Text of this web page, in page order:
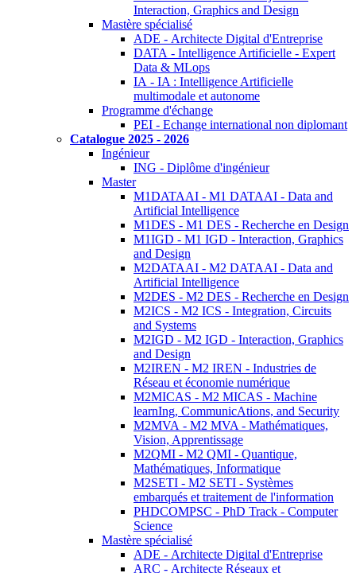
Interaction, Graphics and Design
Mastère spécialisé
ADE - Architecte Digital d'Entreprise
DATA - Intelligence Artificielle - Expert
Data & MLops
IA - IA : Intelligence Artificielle
multimodale et autonome
Programme d'échange
PEI - Echange international non diplomant
Catalogue 2025 - 2026
Ingénieur
ING - Diplôme d'ingénieur
Master
M1DATAAI - M1 DATAAI - Data and
Artificial Intelligence
M1DES - M1 DES - Recherche en Design
M1IGD - M1 IGD - Interaction, Graphics
and Design
M2DATAAI - M2 DATAAI - Data and
Artificial Intelligence
M2DES - M2 DES - Recherche en Design
M2ICS - M2 ICS - Integration, Circuits
and Systems
M2IGD - M2 IGD - Interaction, Graphics
and Design
M2IREN - M2 IREN - Industries de
Réseau et économie numérique
M2MICAS - M2 MICAS - Machine
learnIng, CommunicAtions, and Security
M2MVA - M2 MVA - Mathématiques,
Vision, Apprentissage
M2QMI - M2 QMI - Quantique,
Mathématiques, Informatique
M2SETI - M2 SETI - Systèmes
embarqués et traitement de l'information
PHDCOMPSC - PhD Track - Computer
Science
Mastère spécialisé
ADE - Architecte Digital d'Entreprise
ARC - Architecte Réseaux et